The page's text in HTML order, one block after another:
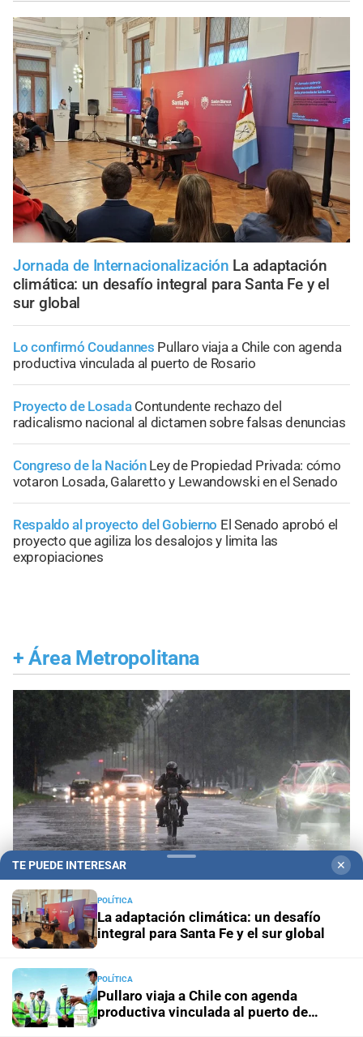
Jornada de Internacionalización La adaptación
climática: un desafío integral para Santa Fe y el
sur global
Lo confirmó Coudannes Pullaro viaja a Chile con agenda
productiva vinculada al puerto de Rosario
Proyecto de Losada Contundente rechazo del
radicalismo nacional al dictamen sobre falsas denuncias
Congreso de la Nación Ley de Propiedad Privada: cómo
votaron Losada, Galaretto y Lewandowski en el Senado
Respaldo al proyecto del Gobierno El Senado aprobó el
proyecto que agiliza los desalojos y limita las
expropiaciones
+ Área Metropolitana
Gestión de Riesgo Fenómeno El Niño: así es el
En Santa FeTodo lo que tenés que saber antes de salir
de casa en Santa Fe este viernes 7 de agosto
TE PUEDE INTERESAR ✕
POLÍTICA
La adaptación climática: un desafío
integral para Santa Fe y el sur global
POLÍTICA
Pullaro viaja a Chile con agenda
productiva vinculada al puerto de